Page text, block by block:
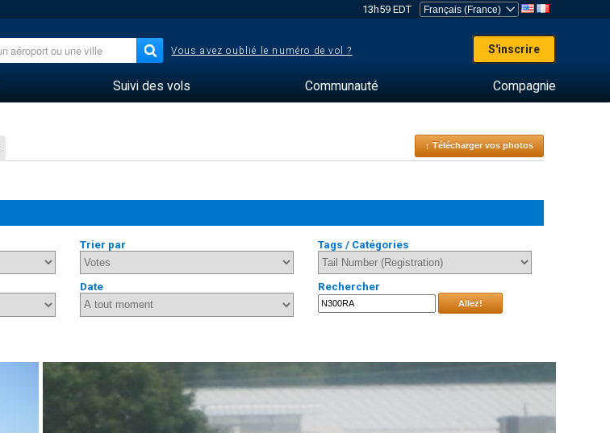
13h59 EDT
Vous avez oublié le numéro de vol ? S'inscrire
Suivi des vols Communauté Compagnie
↑ Télécharger vos photos
Trier par Tags / Catégories
Date Rechercher
Allez!